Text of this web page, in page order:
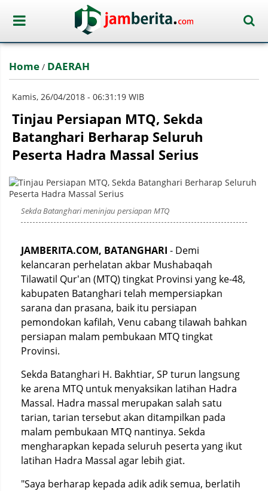
Home / DAERAH
Kamis, 26/04/2018 - 06:31:19 WIB
Tinjau Persiapan MTQ, Sekda
Batanghari Berharap Seluruh
Peserta Hadra Massal Serius
Sekda Batanghari meninjau persiapan MTQ
JAMBERITA.COM, BATANGHARI - Demi
kelancaran perhelatan akbar Mushabaqah
Tilawatil Qur'an (MTQ) tingkat Provinsi yang ke-48,
kabupaten Batanghari telah mempersiapkan
sarana dan prasana, baik itu persiapan
pemondokan kafilah, Venu cabang tilawah bahkan
persiapan malam pembukaan MTQ tingkat
Provinsi.
Sekda Batanghari H. Bakhtiar, SP turun langsung
ke arena MTQ untuk menyaksikan latihan Hadra
Massal. Hadra massal merupakan salah satu
tarian, tarian tersebut akan ditampilkan pada
malam pembukaan MTQ nantinya. Sekda
mengharapkan kepada seluruh peserta yang ikut
latihan Hadra Massal agar lebih giat.
"Saya berharap kepada adik adik semua, berlatih